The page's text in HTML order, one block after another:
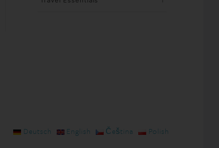
Deutsch English Čeština Polish